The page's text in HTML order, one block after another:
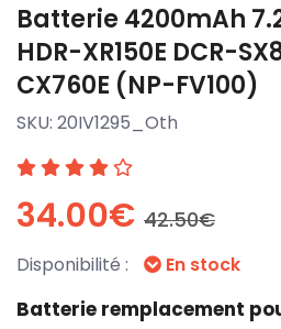
Batterie 4200mAh
HDR-XR150E DCR-
CX760E (NP-FV100)
SKU: 20IV1295_Oth
34.00€ 42.50€
Disponibilité : En stock
Batterie remplacement